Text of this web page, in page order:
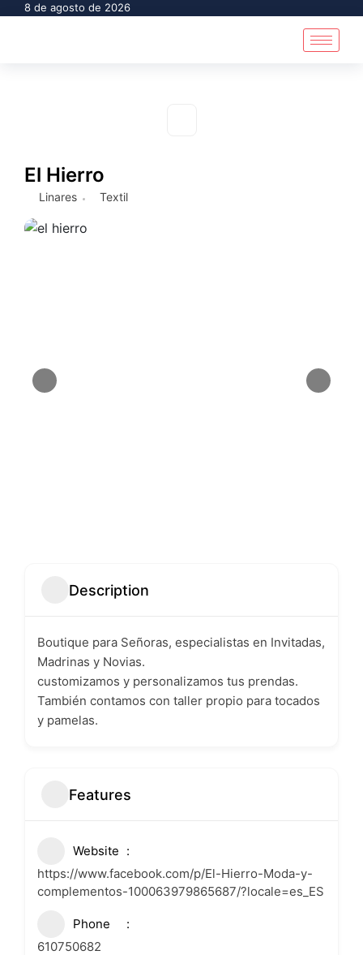
8 de agosto de 2026
El Hierro
Linares Textil
Description
Boutique para Señoras, especialistas en Invitadas,
Madrinas y Novias.
customizamos y personalizamos tus prendas.
También contamos con taller propio para tocados
y pamelas.
Features
Website
https://www.facebook.com/p/El-Hierro-Moda-y-
complementos-100063979865687/?locale=es_ES
Phone
610750682